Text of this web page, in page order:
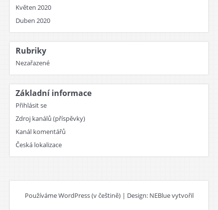
Květen 2020
Duben 2020
Rubriky
Nezařazené
Základní informace
Přihlásit se
Zdroj kanálů (příspěvky)
Kanál komentářů
Česká lokalizace
Používáme WordPress (v češtině) | Design: NEBlue vytvořil